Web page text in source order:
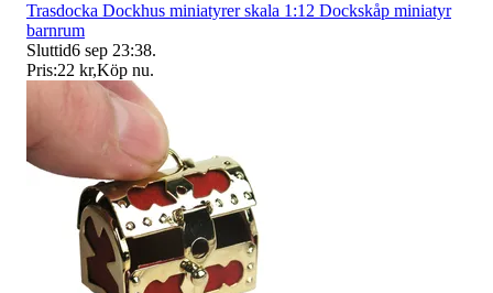
Trasdocka Dockhus miniatyrer skala 1:12 Dockskåp miniatyr
barnrum
Sluttid6 sep 23:38.
Pris:22 kr,Köp nu.